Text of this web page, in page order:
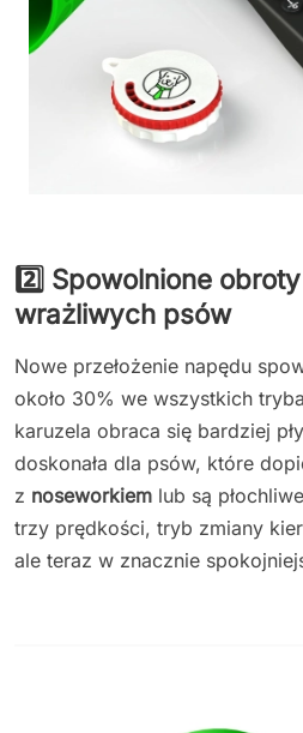
2️⃣ Spowolnione
wrażliwych psów
Nowe przełożenie napędu
około 30% we wszystkich
karuzela obraca się bardziej
doskonała dla psów, które
z noseworkiem lub są
trzy prędkości, tryb zmiany
ale teraz w znacznie